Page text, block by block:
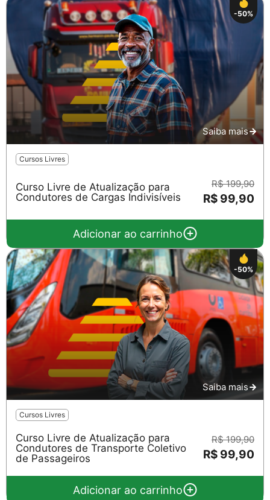
-50%
Saiba mais
Cursos Livres
Curso Livre de Atualização para
Condutores de Cargas Indivisíveis
R$ 199,90
R$ 99,90
Adicionar ao carrinho
-50%
Saiba mais
Cursos Livres
Curso Livre de Atualização para
Condutores de Transporte Coletivo
de Passageiros
R$ 199,90
R$ 99,90
Adicionar ao carrinho